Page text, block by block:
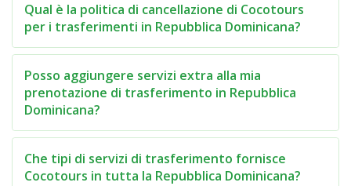
Qual è la politica di cancellazione di Cocotours
per i trasferimenti in Repubblica Dominicana?
Posso aggiungere servizi extra alla mia
prenotazione di trasferimento in Repubblica
Dominicana?
Che tipi di servizi di trasferimento fornisce
Cocotours in tutta la Repubblica Dominicana?